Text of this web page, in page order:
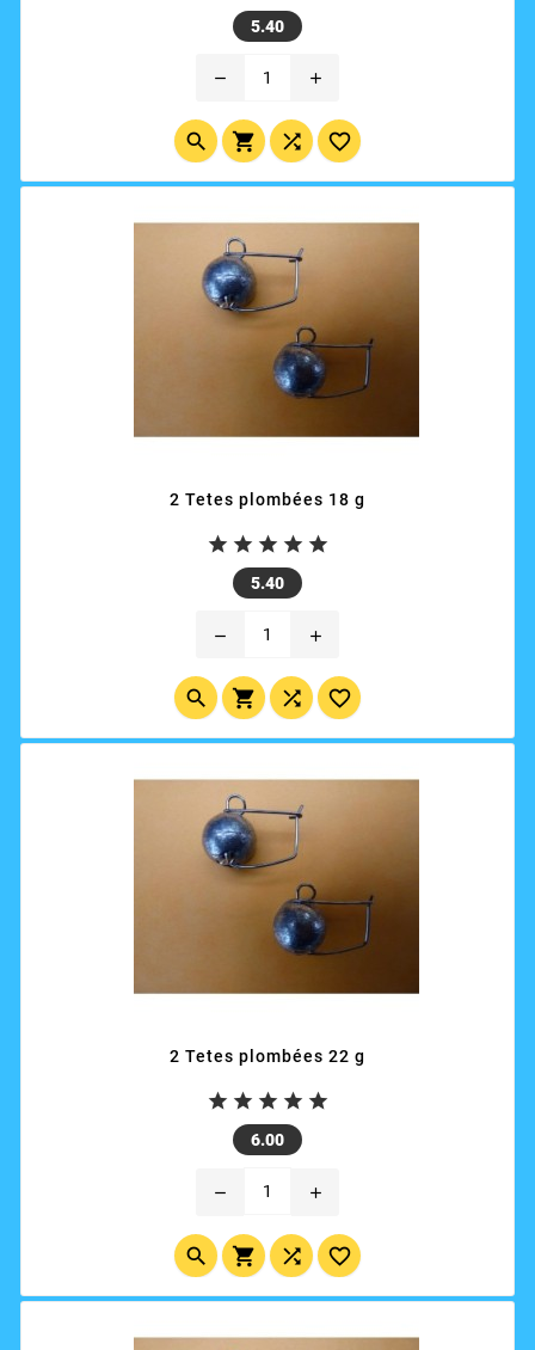
5.40 Price
remove add
   
2 Tetes plombées 18 g
    
5.40 Price
remove add
   
2 Tetes plombées 22 g
    
6.00 Price
remove add
   